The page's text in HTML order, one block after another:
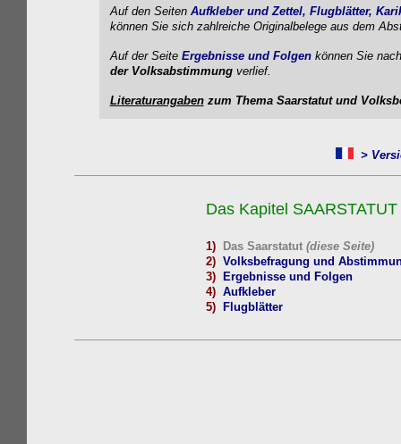
Auf den Seiten Aufkleber und Zettel, Flugblätter,
können Sie sich zahlreiche Originalbelege aus dem
Auf der Seite Ergebnisse und Folgenkönnen Sie
der Volksabstimmungverlief.
Literaturangabenzum Thema Saarstatut und
>
Das Kapitel SAARSTATUT
1) Das Saarstatut (diese Seite)
2) Volksbefragung und
3)
Ergebnisse und Folgen
4) Aufkleber
5)
Flugblätter